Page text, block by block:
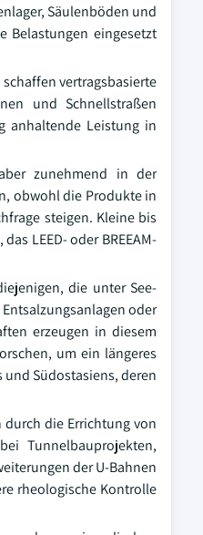
Säulenböden und
Belastungen eingesetzt
vertragsbasierte
und Schnellstraßen
anhaltende Leistung in
zunehmend in der
obwohl die Produkte in
steigen. Kleine bis
LEED- oder BREEAM-
die unter See-
oder
erzeugen in diesem
um ein längeres
und Südostasiens, deren
die Errichtung von
Tunnelbauprojekten,
der U-Bahnen
rheologische Kontrolle